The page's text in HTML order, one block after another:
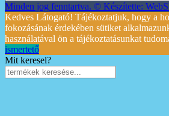
Minden jog fenntartva. © Készítette:
Kedves Látogató! Tájékoztatjuk, hogy a
fokozásának érdekében sütiket
használatával ön a tájékoztatásunkat
ismertető
Mit keresel?